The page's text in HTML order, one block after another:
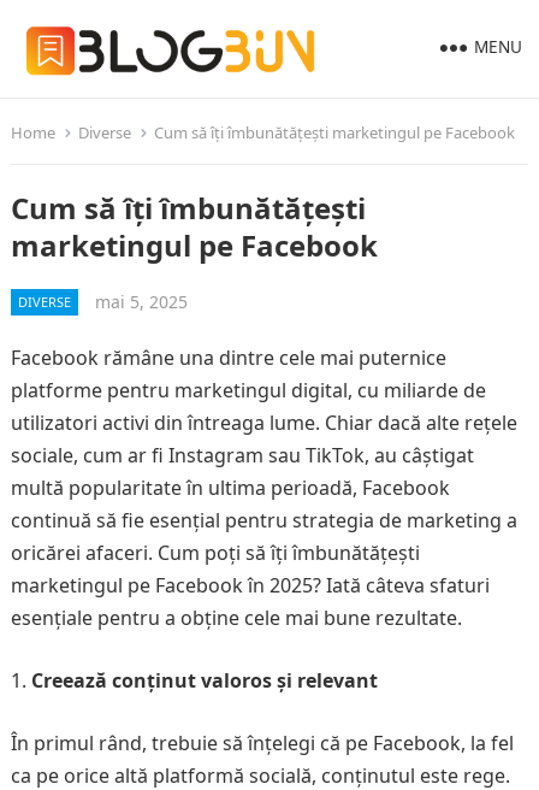
MENU
Home Diverse Cum să îți îmbunătățești marketingul pe Facebook
Cum să îți îmbunătățești
marketingul pe Facebook
DIVERSE mai 5, 2025
Facebook rămâne una dintre cele mai puternice
platforme pentru marketingul digital, cu miliarde de
utilizatori activi din întreaga lume. Chiar dacă alte rețele
sociale, cum ar fi Instagram sau TikTok, au câștigat
multă popularitate în ultima perioadă, Facebook
continuă să fie esențial pentru strategia de marketing a
oricărei afaceri. Cum poți să îți îmbunătățești
marketingul pe Facebook în 2025? Iată câteva sfaturi
esențiale pentru a obține cele mai bune rezultate.
Creează conținut valoros și relevant
În primul rând, trebuie să înțelegi că pe Facebook, la fel
ca pe orice altă platformă socială, conținutul este rege.